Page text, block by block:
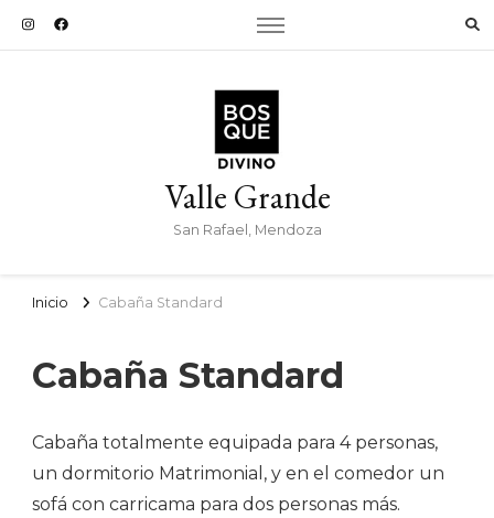
Valle Grande
San Rafael, Mendoza
Inicio Cabaña Standard
Cabaña Standard
Cabaña totalmente equipada para 4 personas,
un dormitorio Matrimonial, y en el comedor un
sofá con carricama para dos personas más.